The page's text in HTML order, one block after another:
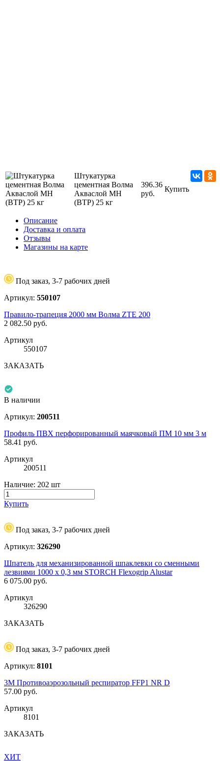
Штукатурка
цементная Волма
Акваслой МН
(ВТР) 25 кг
396.36
руб.
Купить
Описание
Доставка и оплата
Отзывы
Магазины на карте
Под заказ, 3-7 рабочих дней
Артикул: 550107
Правило-трапеция 2000 мм Волма ZTE 200
2 082.50 руб.
Артикул
550107
ЗАКАЗАТЬ
В наличии
Артикул: 200511
Профиль ПВХ перфорированный маячковый ПМ 10 мм 3 м
58.41 руб.
Артикул
200511
Наличие: 202 шт
Купить
Под заказ, 3-7 рабочих дней
Артикул: 326290
Шпатель для механизированной шпаклевки со сменными
лезвиями 1000 х 0,3 мм STORCH Flexogrip Alustar
6 075.00 руб.
Артикул
326290
ЗАКАЗАТЬ
Под заказ, 3-7 рабочих дней
Артикул: 8101
3М Противоаэрозольный респиратор FFP1 NR D
57.00 руб.
Артикул
8101
ЗАКАЗАТЬ
ХИТ